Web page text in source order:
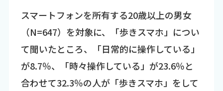
スマートフォンを所有する20歳以上の男女
（N=647）を対象に、「歩きスマホ」につい
て聞いたところ、「日常的に操作している」
が8.7％、「時々操作している」が23.6％と
合わせて32.3％の人が「歩きスマホ」をして